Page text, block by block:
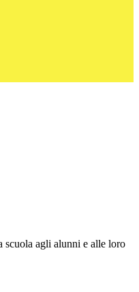
scuola agli alunni e alle loro